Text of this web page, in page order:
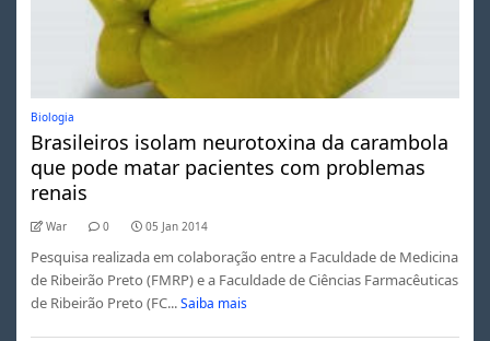
Biologia
Brasileiros isolam neurotoxina da carambola
que pode matar pacientes com problemas
renais
War 0 05 Jan 2014
Pesquisa realizada em colaboração entre a Faculdade de Medicina
de Ribeirão Preto (FMRP) e a Faculdade de Ciências Farmacêuticas
de Ribeirão Preto (FC... Saiba mais